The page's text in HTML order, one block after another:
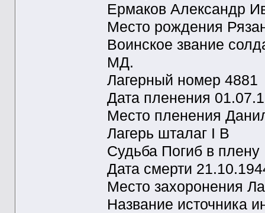
Ермаков Александр
Место рождения
Воинское звание
МД.
Лагерный номер 4881
Дата пленения
Место пленения
Лагерь шталаг I B
Судьба Погиб в плену
Дата смерти
Место захоронения
Название